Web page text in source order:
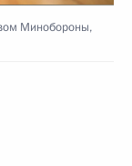
Минобороны,